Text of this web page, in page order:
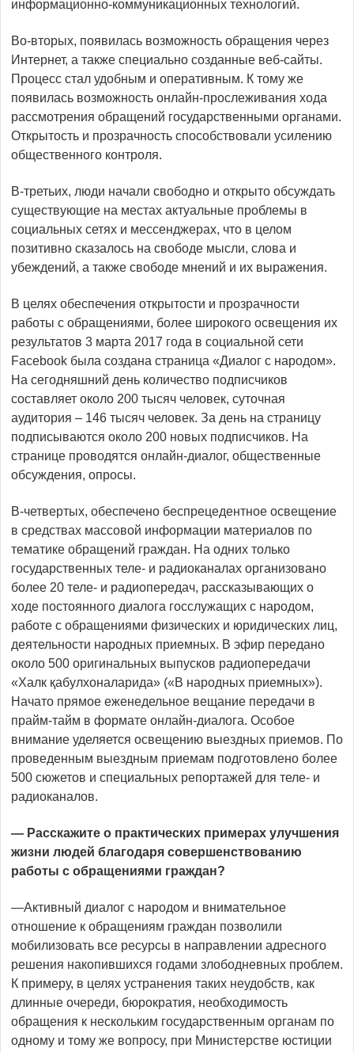
информационно-коммуникационных технологий.
Во-вторых, появилась возможность обращения через
Интернет, а также специально созданные веб-сайты.
Процесс стал удобным и оперативным. К тому же
появилась возможность онлайн-прослеживания хода
рассмотрения обращений государственными органами.
Открытость и прозрачность способствовали усилению
общественного контроля.
В-третьих, люди начали свободно и открыто обсуждать
существующие на местах актуальные проблемы в
социальных сетях и мессенджерах, что в целом
позитивно сказалось на свободе мысли, слова и
убеждений, а также свободе мнений и их выражения.
В целях обеспечения открытости и прозрачности
работы с обращениями, более широкого освещения их
результатов 3 марта 2017 года в социальной сети
Facebook была создана страница «Диалог с народом».
На сегодняшний день количество подписчиков
составляет около 200 тысяч человек, суточная
аудитория – 146 тысяч человек. За день на страницу
подписываются около 200 новых подписчиков. На
странице проводятся онлайн-диалог, общественные
обсуждения, опросы.
В-четвертых, обеспечено беспрецедентное освещение
в средствах массовой информации материалов по
тематике обращений граждан. На одних только
государственных теле- и радиоканалах организовано
более 20 теле- и радиопередач, рассказывающих о
ходе постоянного диалога госслужащих с народом,
работе с обращениями физических и юридических лиц,
деятельности народных приемных. В эфир передано
около 500 оригинальных выпусков радиопередачи
«Халк қабулхоналарида» («В народных приемных»).
Начато прямое еженедельное вещание передачи в
прайм-тайм в формате онлайн-диалога. Особое
внимание уделяется освещению выездных приемов. По
проведенным выездным приемам подготовлено более
500 сюжетов и специальных репортажей для теле- и
радиоканалов.
— Расскажите о практических примерах улучшения
жизни людей благодаря совершенствованию
работы с обращениями граждан?
—Активный диалог с народом и внимательное
отношение к обращениям граждан позволили
мобилизовать все ресурсы в направлении адресного
решения накопившихся годами злободневных проблем.
К примеру, в целях устранения таких неудобств, как
длинные очереди, бюрократия, необходимость
обращения к нескольким государственным органам по
одному и тому же вопросу, при Министерстве юстиции